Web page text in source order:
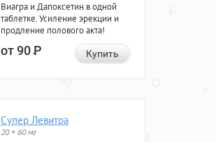
Виагра и Дапоксетин в одной
таблетке. Усиление эрекции и
продление полового акта!
от 90Р Купить
Супер Левитра
20 + 60 мг